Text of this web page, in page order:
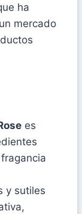
ha
mercado
es
y sutiles